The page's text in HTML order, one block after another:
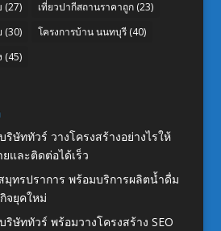
(27) เที่ยวปากีสถานราคาถูก(23)
(30) โครงการบ้าน นนทบุรี(40)
(45)
ษัททัวร์ วางโครงสร้างอย่างไรให้
และติดต่อได้เร็ว
ทรปราการ พร้อมบริการผลิตน้ำดื่ม
จยุคใหม่
ษัททัวร์ พร้อมวางโครงสร้าง SEO